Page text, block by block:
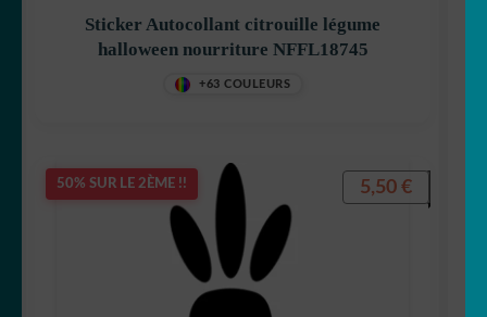
Sticker Autocollant citrouille légume
halloween nourriture NFFL18745
+63 COULEURS
50% SUR LE 2ÈME !! 5,50 €